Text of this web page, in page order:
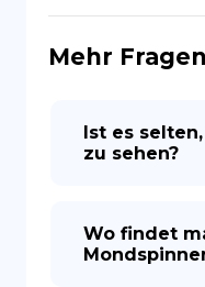
Mehr Fragen
Ist es
zu sehen?
Wo findet